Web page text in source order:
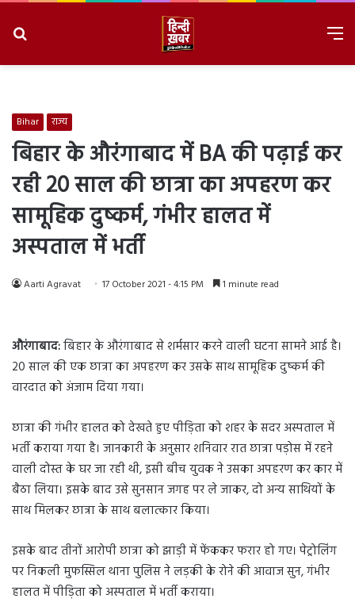
Bihar राज्य
बिहार के औरंगाबाद में BA की पढ़ाई कर
रही 20 साल की छात्रा का अपहरण कर
सामूहिक दुष्कर्म, गंभीर हालत में
अस्पताल में भर्ती
Aarti Agravat 17 October 2021 - 4:15 PM 1 minute read
औरंगाबाद:बिहार के औरंगाबाद से शर्मसार करने वाली घटना सामने आई है।
20 साल की एक छात्रा का अपहरण कर उसके साथ सामूहिक दुष्कर्म की
वारदात को अंजाम दिया गया।
छात्रा की गंभीर हालत को देखते हुए पीड़िता को शहर के सदर अस्पताल में
भर्ती कराया गया है। जानकारी के अनुसार शनिवार रात छात्रा पड़ोस में रहने
वाली दोस्त के घर जा रही थी, इसी बीच युवक ने उसका अपहरण कर कार में
बैठा लिया। इसके बाद उसे सुनसान जगह पर ले जाकर, दो अन्य साथियों के
साथ मिलकर छात्रा के साथ बलात्कार किया।
इसके बाद तीनों आरोपी छात्रा को झाड़ी में फेंककर फरार हो गए। पेट्रोलिंग
पर निकली मुफस्सिल थाना पुलिस ने लड़की के रोने की आवाज सुन, गंभीर
हालत में पीड़िता को अस्पताल में भर्ती कराया।